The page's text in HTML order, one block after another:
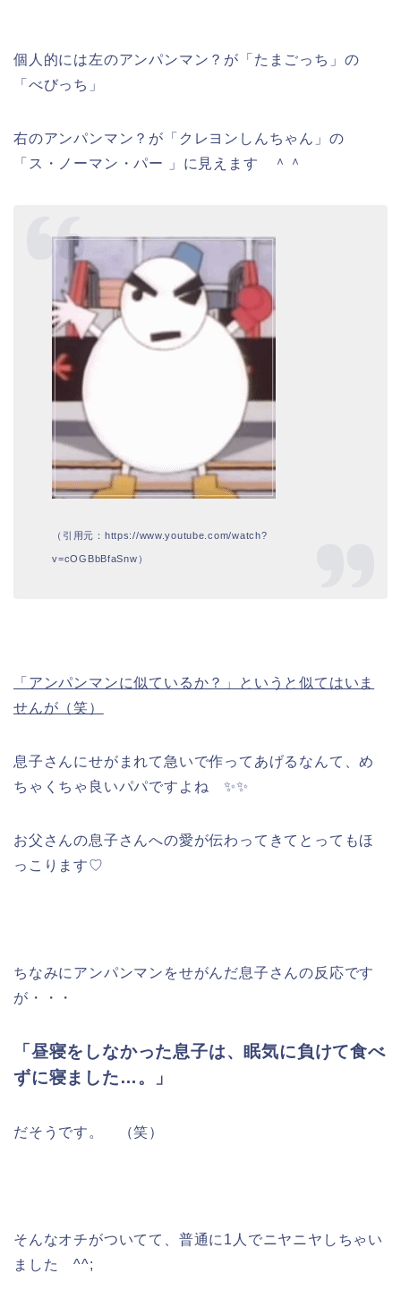
個人的には左のアンパンマン？が「たまごっち」の
「べびっち」
右のアンパンマン？が「クレヨンしんちゃん」の
「ス・ノーマン・パー 」に見えます ＾＾
（引用元：https://www.youtube.com/watch?
v=cOGBbBfaSnw）
「アンパンマンに似ているか？」と いうと似てはいま
せんが（笑）
息子さんにせがまれて急いで作ってあげるなんて、め
ちゃくちゃ良いパパですよね ✨✨
お父さんの息子さんへの愛が伝わってきてとってもほ
っこります♡
ちなみにアンパンマンをせがんだ息子さんの反応です
が・・・
「昼寝をしなかった息子は、眠気に負けて食べ
ずに寝ました…。」
だそうです。 （笑）
そんなオチがついてて、普通に1人でニヤニヤしちゃい
ました ^^;